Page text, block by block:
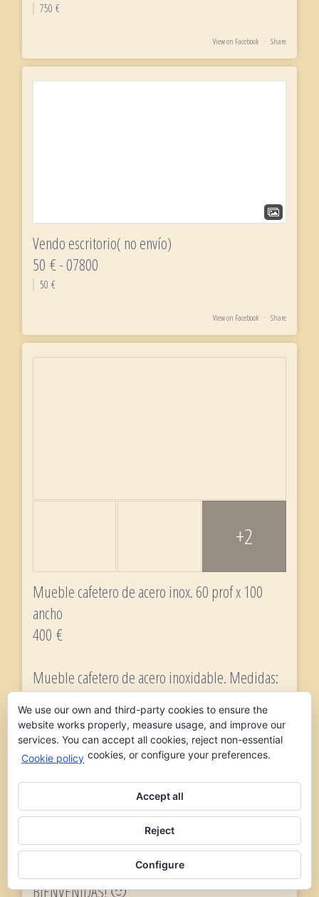
750 €
View on Facebook · Share
Vendo escritorio( no envío)
50 € - 07800
50 €
View on Facebook · Share
+2
Mueble cafetero de acero inox. 60 prof x 100
ancho
400 €
Mueble cafetero de acero inoxidable. Medidas:
60 prof x 100 ancho x 100 alto MUY BUEN
ESTADO!
REDUCE ✅ RECICLA♻️ REUTILIZA -Artículos de
Segunda Mano- Ahorra dinero y REUTILIZA
Se puede retirar por Ibiza Centro o contratar
porte de envío a domicilio CONSULTA SIN
COMPROMISO TODAS SUS PREGUNTAS SON
BIENVENIDAS! 🙂
We use our own and third-party cookies to ensure the
website works properly, measure usage, and improve our
services. You can accept all cookies, reject non-essential
cookies, or configure your preferences.
Cookie policy
Accept all
Reject
Configure